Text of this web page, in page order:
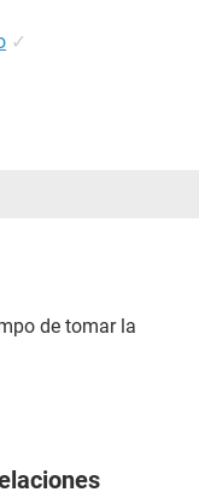
✓
de tomar la